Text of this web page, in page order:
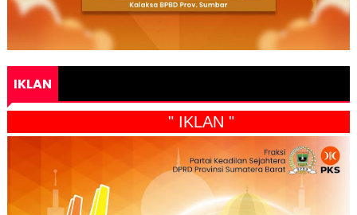
IKLAN
" IKLAN "